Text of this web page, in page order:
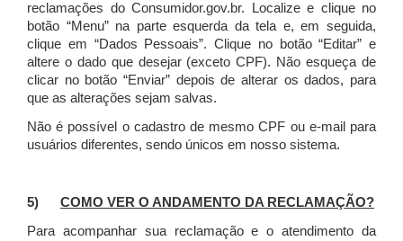
reclamações do Consumidor.gov.br.
Localize e clique no
botão “Menu” na parte esquerda da tela e, em seguida,
clique em “Dados Pessoais”. Clique no botão “Editar” e
altere o dado que desejar (exceto CPF). Não esqueça de
clicar no botão “Enviar” depois de alterar os dados, para
que as alterações sejam salvas.
Não é possível o cadastro de mesmo CPF ou e-mail para
usuários diferentes, sendo únicos em nosso sistema.
5) COMO VER O ANDAMENTO DA RECLAMAÇÃO?
Para acompanhar sua reclamação e o atendimento da